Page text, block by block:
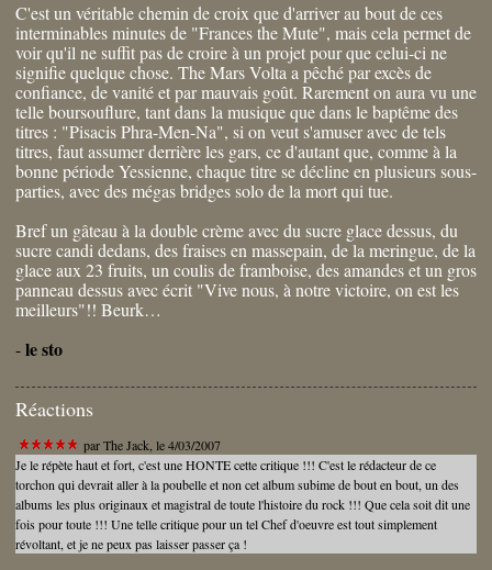
C'est un véritable chemin de croix que d'arriver au bout de ces
interminables minutes de "Frances the Mute", mais cela permet de
voir qu'il ne suffit pas de croire à un projet pour que celui-ci ne
signifie quelque chose. The Mars Volta a pêché par excès de
confiance, de vanité et par mauvais goût. Rarement on aura vu une
telle boursouflure, tant dans la musique que dans le baptême des
titres : "Pisacis Phra-Men-Na", si on veut s'amuser avec de tels
titres, faut assumer derrière les gars, ce d'autant que, comme à la
bonne période Yessienne, chaque titre se décline en plusieurs sous-
parties, avec des mégas bridges solo de la mort qui tue.
Bref un gâteau à la double crème avec du sucre glace dessus, du
sucre candi dedans, des fraises en massepain, de la meringue, de la
glace aux 23 fruits, un coulis de framboise, des amandes et un gros
panneau dessus avec écrit "Vive nous, à notre victoire, on est les
meilleurs"!! Beurk…
-le sto
Réactions
parThe Jack , le 4/03/2007
Je le répète haut et fort, c'est une HONTE cette critique !!! C'est le rédacteur de ce
torchon qui devrait aller à la poubelle et non cet album subime de bout en bout, un des
albums les plus originaux et magistral de toute l'histoire du rock !!! Que cela soit dit une
fois pour toute !!! Une telle critique pour un tel Chef d'oeuvre est tout simplement
révoltant, et je ne peux pas laisser passer ça !